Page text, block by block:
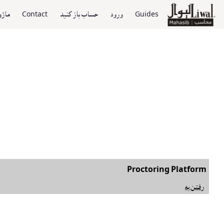
Guides ورود حساب باز کنيد Contact
Proctoring Platform
رفتن به